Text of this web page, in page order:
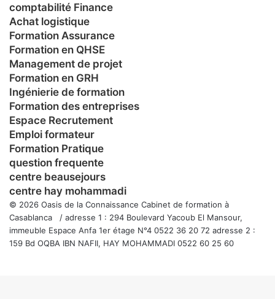
comptabilité Finance
Achat logistique
Formation Assurance
Formation en QHSE
Management de projet
Formation en GRH
Ingénierie de formation
Formation des entreprises
Espace Recrutement
Emploi formateur
Formation Pratique
question frequente
centre beausejours
centre hay mohammadi
© 2026 Oasis de la Connaissance Cabinet de formation à
Casablanca / adresse 1 : 294 Boulevard Yacoub El Mansour,
immeuble Espace Anfa 1er étage N°4 0522 36 20 72 adresse 2 :
159 Bd OQBA IBN NAFII, HAY MOHAMMADI 0522 60 25 60